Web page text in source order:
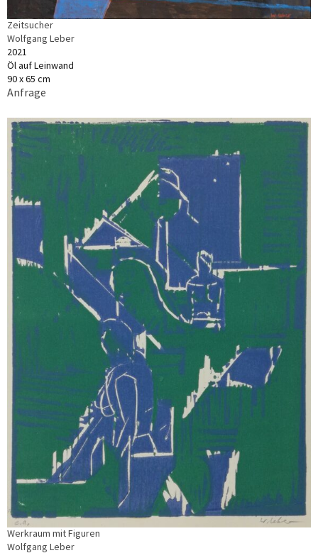
Zeitsucher
Wolfgang Leber
2021
Öl auf Leinwand
90 x 65 cm
Anfrage
Werkraum mit Figuren
Wolfgang Leber